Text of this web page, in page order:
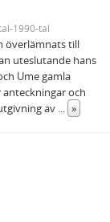
1990-tal
överlämnats till
uteslutande hans
Ume gamla
anteckningar och
av ... »